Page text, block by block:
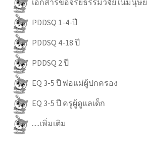
เอกสารขอจริยธรรมวิจัยในมนุษย์
PDDSQ 1-4-ปี
PDDSQ 4-18 ปี
PDDSQ 2 ปี
EQ 3-5 ปี พ่อแม่ผู้ปกครอง
EQ 3-5 ปี ครูผู้ดูแลเด็ก
.....เพิ่มเติม